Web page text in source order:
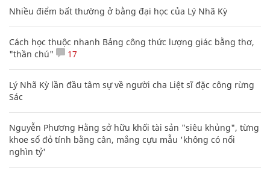
Nhiều điểm bất thường ở bằng đại học của Lý Nhã Kỳ
Cách học thuộc nhanh Bảng công thức lượng giác bằng thơ,
"thần chú"
17
Lý Nhã Kỳ lần đầu tâm sự về người cha Liệt sĩ đặc công rừng
Sác
Nguyễn Phương Hằng sở hữu khối tài sản "siêu khủng", từng
khoe sổ đỏ tính bằng cân, mắng cựu mẫu 'không có nổi
nghìn tỷ'